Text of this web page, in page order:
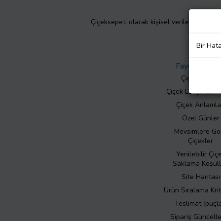
Çiçeksepeti olarak kişisel verilerinizin
Faydalı Bilgiler
Çiçek Bakımı
Çiçek Eşliğinde
Çiçek
Özel Günler
Mevsimlere
Çiçekler
Yenilebilir
Saklama
Site Haritası
Ürün Sıralama
Teslimat
Sipariş
Bir